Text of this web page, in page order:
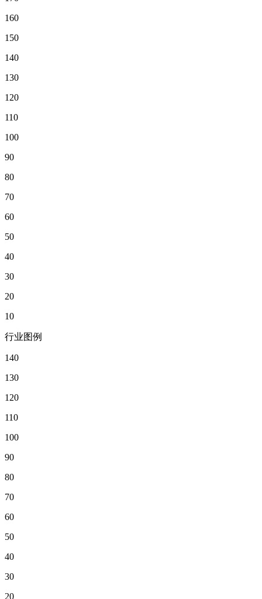
160
150
140
130
120
110
100
90
80
70
60
50
40
30
20
10
行业图例
140
130
120
110
100
90
80
70
60
50
40
30
20